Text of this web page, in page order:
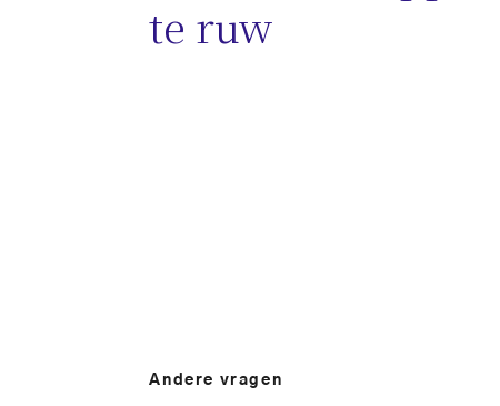
te ruw
Andere vragen